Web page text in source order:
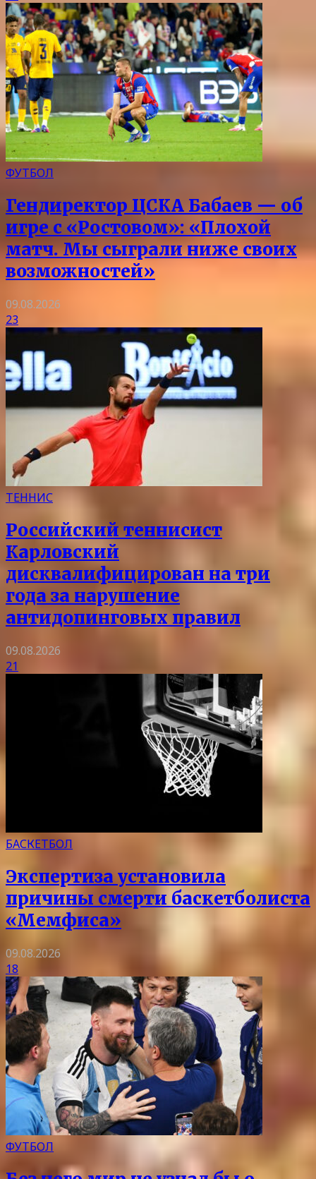
ФУТБОЛ
Гендиректор ЦСКА Бабаев — об
игре с «Ростовом»: «Плохой
матч. Мы сыграли ниже своих
возможностей»
09.08.2026
23
ТЕННИС
Российский теннисист
Карловский
дисквалифицирован на три
года за нарушение
антидопинговых правил
09.08.2026
21
БАСКЕТБОЛ
Экспертиза установила
причины смерти баскетболиста
«Мемфиса»
09.08.2026
18
ФУТБОЛ